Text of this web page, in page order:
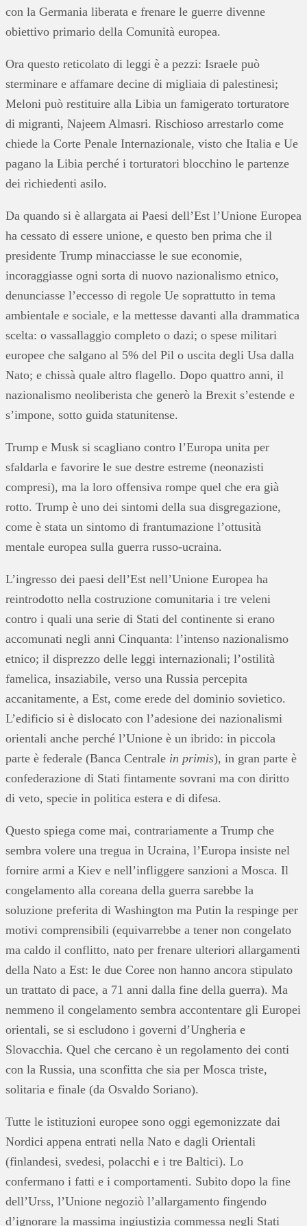
con la Germania liberata e frenare le guerre divenne
obiettivo primario della Comunità europea.
Ora questo reticolato di leggi è a pezzi: Israele può
sterminare e affamare decine di migliaia di palestinesi;
Meloni può restituire alla Libia un famigerato torturatore
di migranti, Najeem Almasri. Rischioso arrestarlo come
chiede la Corte Penale Internazionale, visto che Italia e Ue
pagano la Libia perché i torturatori blocchino le partenze
dei richiedenti asilo.
Da quando si è allargata ai Paesi dell’Est l’Unione Europea
ha cessato di essere unione, e questo ben prima che il
presidente Trump minacciasse le sue economie,
incoraggiasse ogni sorta di nuovo nazionalismo etnico,
denunciasse l’eccesso di regole Ue soprattutto in tema
ambientale e sociale, e la mettesse davanti alla drammatica
scelta: o vassallaggio completo o dazi; o spese militari
europee che salgano al 5% del Pil o uscita degli Usa dalla
Nato; e chissà quale altro flagello. Dopo quattro anni, il
nazionalismo neoliberista che generò la Brexit s’estende e
s’impone, sotto guida statunitense.
Trump e Musk si scagliano contro l’Europa unita per
sfaldarla e favorire le sue destre estreme (neonazisti
compresi), ma la loro offensiva rompe quel che era già
rotto. Trump è uno dei sintomi della sua disgregazione,
come è stata un sintomo di frantumazione l’ottusità
mentale europea sulla guerra russo-ucraina.
L’ingresso dei paesi dell’Est nell’Unione Europea ha
reintrodotto nella costruzione comunitaria i tre veleni
contro i quali una serie di Stati del continente si erano
accomunati negli anni Cinquanta: l’intenso nazionalismo
etnico; il disprezzo delle leggi internazionali; l’ostilità
famelica, insaziabile, verso una Russia percepita
accanitamente, a Est, come erede del dominio sovietico.
L’edificio si è dislocato con l’adesione dei nazionalismi
orientali anche perché l’Unione è un ibrido: in piccola
parte è federale (Banca Centrale in primis), in gran parte è
confederazione di Stati fintamente sovrani ma con diritto
di veto, specie in politica estera e di difesa.
Questo spiega come mai, contrariamente a Trump che
sembra volere una tregua in Ucraina, l’Europa insiste nel
fornire armi a Kiev e nell’infliggere sanzioni a Mosca. Il
congelamento alla coreana della guerra sarebbe la
soluzione preferita di Washington ma Putin la respinge per
motivi comprensibili (equivarrebbe a tener non congelato
ma caldo il conflitto, nato per frenare ulteriori allargamenti
della Nato a Est: le due Coree non hanno ancora stipulato
un trattato di pace, a 71 anni dalla fine della guerra). Ma
nemmeno il congelamento sembra accontentare gli Europei
orientali, se si escludono i governi d’Ungheria e
Slovacchia. Quel che cercano è un regolamento dei conti
con la Russia, una sconfitta che sia per Mosca triste,
solitaria e finale (da Osvaldo Soriano).
Tutte le istituzioni europee sono oggi egemonizzate dai
Nordici appena entrati nella Nato e dagli Orientali
(finlandesi, svedesi, polacchi e i tre Baltici). Lo
confermano i fatti e i comportamenti. Subito dopo la fine
dell’Urss, l’Unione negoziò l’allargamento fingendo
d’ignorare la massima ingiustizia commessa negli Stati